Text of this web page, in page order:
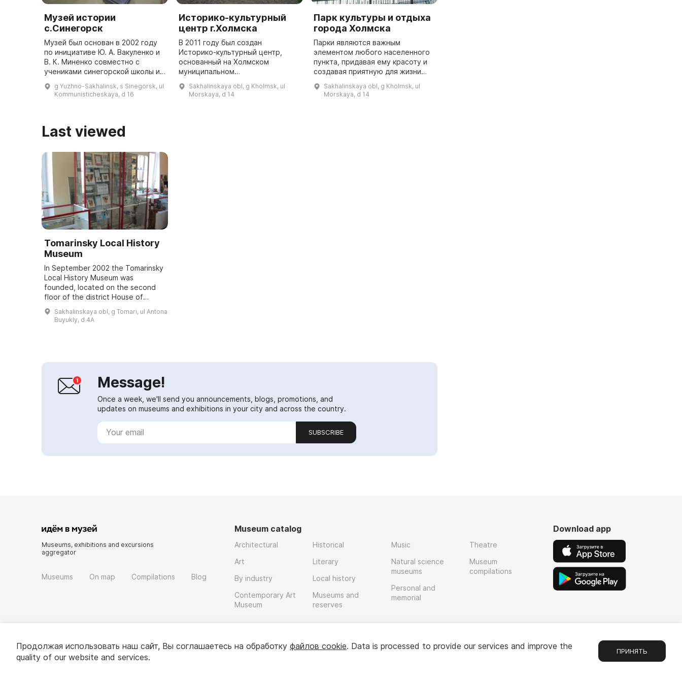
Музей истории
с.Синегорск
Музей был основан в 2002 году
по инициативе Ю. А. Вакуленко и
В. К. Миненко совместно с
учениками синегорской школы и
этнографического клуба
«Наследие». Руководителем
g Yuzhno-Sakhalinsk, s Sinegorsk, ul
Kommunisticheskaya, d 16
Историко-культурный
центр г.Холмска
В 2011 году был создан
Историко-культурный центр,
основанный на Холмском
муниципальном
котором насчитывается более 10
000 экспонатов. Центр состоит
Sakhalinskaya obl, g Kholmsk, ul
Morskaya, d 14
Парк культуры и отдыха
города Холмска
Парки являются важным
элементом любого населенного
пункта, придавая ему красоту и
создавая приятную для жизни
является парк культуры и отдыха
г. Холмска, который был открыт
Sakhalinskaya obl, g Kholmsk, ul
Morskaya, d 14
Last viewed
Tomarinsky Local History
Museum
In September 2002 the Tomarinsky
Local History Museum was
founded, located on the second
floor of the district House of
Culture. The museum has one
exhibition hall that includes a
number of display ca...
Sakhalinskaya obl, g Tomari, ul Antona
Buyukly, d 4A
Message!
Once a week, we'll send you announcements, blogs, promotions, and
updates on museums and exhibitions in your city and across the country.
SUBSCRIBE
Museums, exhibitions and excursions
aggregator
Museums On map Compilations Blog
Museum catalog
Architectural
Art
By industry
Contemporary Art
Museum
Historical
Literary
Local history
Museums and
reserves
Music
Natural science
museums
Personal and
memorial
Theatre
Museum
compilations
Download app
Продолжая использовать наш сайт, Вы соглашаетесь на обработку файлов cookie. Data is processed to provide our services and improve the
quality of our website and services.
ПРИНЯТЬ